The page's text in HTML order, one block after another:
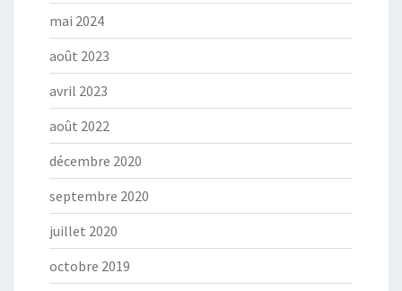
mai 2024
août 2023
avril 2023
août 2022
décembre 2020
septembre 2020
juillet 2020
octobre 2019